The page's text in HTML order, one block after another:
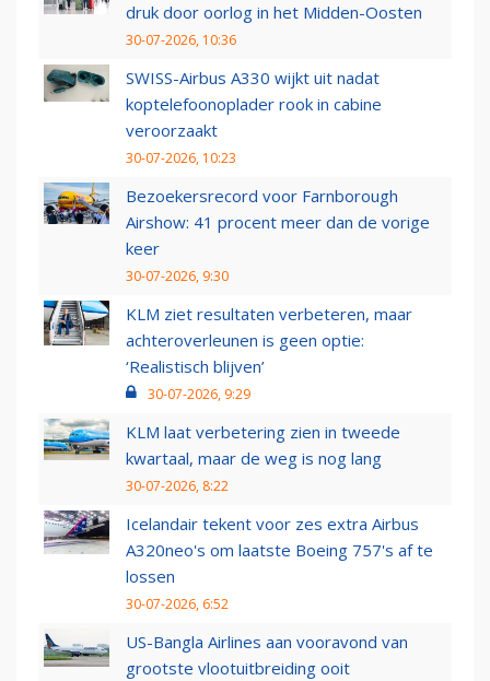
druk door oorlog in het Midden-Oosten
30-07-2026, 10:36
SWISS-Airbus A330 wijkt uit nadat
koptelefoonoplader rook in cabine
veroorzaakt
30-07-2026, 10:23
Bezoekersrecord voor Farnborough
Airshow: 41 procent meer dan de vorige
keer
30-07-2026, 9:30
KLM ziet resultaten verbeteren, maar
achteroverleunen is geen optie:
‘Realistisch blijven’
30-07-2026, 9:29
KLM laat verbetering zien in tweede
kwartaal, maar de weg is nog lang
30-07-2026, 8:22
Icelandair tekent voor zes extra Airbus
A320neo's om laatste Boeing 757's af te
lossen
30-07-2026, 6:52
US-Bangla Airlines aan vooravond van
grootste vlootuitbreiding ooit